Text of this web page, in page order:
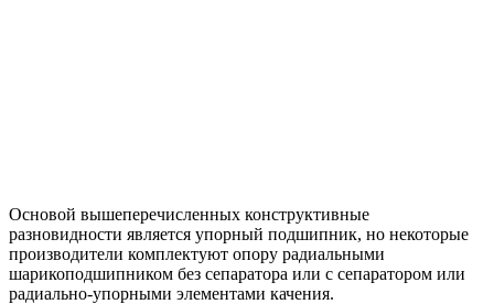
Основой вышеперечисленных конструктивные
разновидности является упорный подшипник, но некоторые
производители комплектуют опору радиальными
шарикоподшипником без сепаратора или с сепаратором или
радиально-упорными элементами качения.